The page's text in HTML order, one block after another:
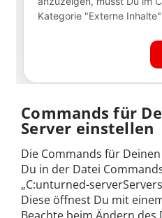
Commands für
Server einstellen
Die Commands für
Du in der Datei
„C:unturned-
Diese öffnest Du mit